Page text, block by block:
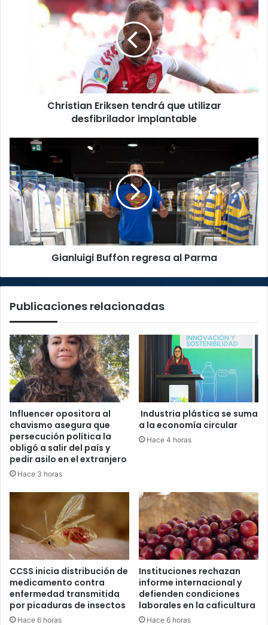
Christian Eriksen tendrá que utilizar
desfibrilador implantable
Gianluigi
regresa
al
Parma
Gianluigi Buffon regresa al Parma
Publicaciones relacionadas
Influencer opositora al
chavismo asegura que
persecución política la
obligó a salir del país y
pedir asilo en el extranjero
Hace 3 horas
Industria plástica se suma
a la economía circular
Hace 4 horas
CCSS inicia distribución de
medicamento contra
enfermedad transmitida
por picaduras de insectos
Hace 6 horas
Instituciones rechazan
informe internacional y
defienden condiciones
laborales en la caficultura
Hace 6 horas